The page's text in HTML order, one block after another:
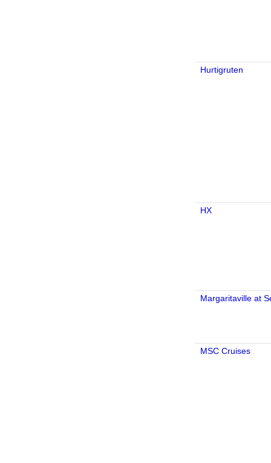
Hurtigruten
HX
Margaritaville at
MSC Cruises